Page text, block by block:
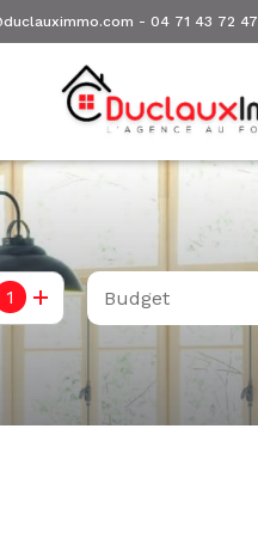
-04 71 43 72 47
1 Budget